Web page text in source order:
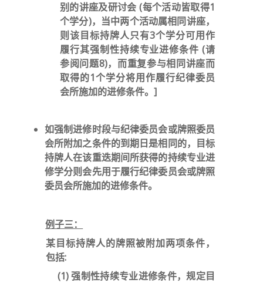
别的讲座及研讨会 (每个活动皆取得1
个学分)，当中两个活动属相同讲座，
则该目标持牌人只有3个学分可用作
履行其强制性持续专业进修条件 (请
参阅问题8)，而重复参与相同讲座而
取得的1个学分将用作履行纪律委员
会所施加的进修条件。]
如强制进修时段与纪律委员会或牌照委员
会所附加之条件的到期日是相同的，目标
持牌人在该重迭期间所获得的持续专业进
修学分则会先用于履行纪律委员会或牌照
委员会所施加的进修条件。
例子三：
某目标持牌人的牌照被附加两项条件，
包括:
(1) 强制性持续专业进修条件，规定目